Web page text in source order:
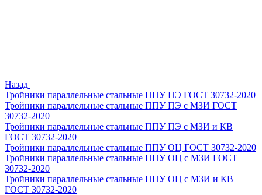
Назад
Тройники параллельные стальные ППУ ПЭ ГОСТ 30732-2020
Тройники параллельные стальные ППУ ПЭ с МЗИ ГОСТ
30732-2020
Тройники параллельные стальные ППУ ПЭ с МЗИ и КВ
ГОСТ 30732-2020
Тройники параллельные стальные ППУ ОЦ ГОСТ 30732-2020
Тройники параллельные стальные ППУ ОЦ с МЗИ ГОСТ
30732-2020
Тройники параллельные стальные ППУ ОЦ с МЗИ и КВ
ГОСТ 30732-2020